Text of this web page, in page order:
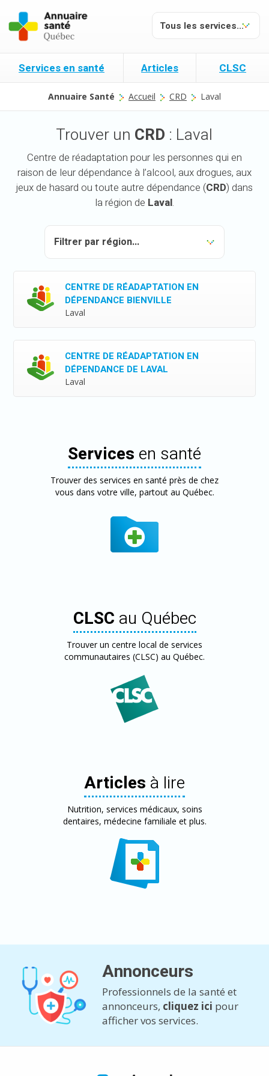
Services en santé Articles CLSC
Annuaire Santé Accueil CRD Laval
Trouver un CRD : Laval
Centre de réadaptation pour les personnes qui en
raison de leur dépendance à l’alcool, aux drogues, aux
jeux de hasard ou toute autre dépendance (CRD) dans
la région de Laval.
CENTRE DE RÉADAPTATION EN
DÉPENDANCE BIENVILLE
Laval
CENTRE DE RÉADAPTATION EN
DÉPENDANCE DE LAVAL
Laval
Services en santé
Trouver des services en santé près de chez
vous dans votre ville, partout au Québec.
CLSC au Québec
Trouver un centre local de services
communautaires (CLSC) au Québec.
Articles à lire
Nutrition, services médicaux, soins
dentaires, médecine familiale et plus.
Annonceurs
Professionnels de la santé et
annonceurs, cliquez ici pour
afficher vos services.